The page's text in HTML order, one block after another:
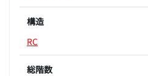
構造
RC
総階数